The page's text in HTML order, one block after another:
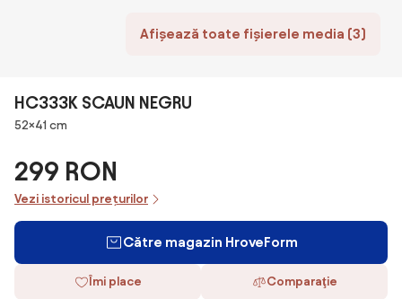
Afișează toate fișierele media (3)
HC333K SCAUN NEGRU
Dimensiuni
52×41 cm
299 RON
Vezi istoricul prețurilor
Către magazin HroveForm
Îmi place Comparaţie